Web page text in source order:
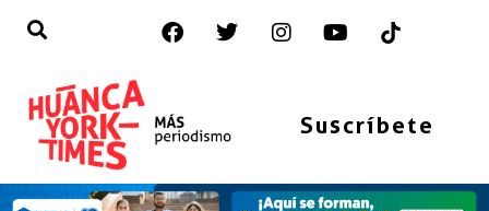
Suscríbete